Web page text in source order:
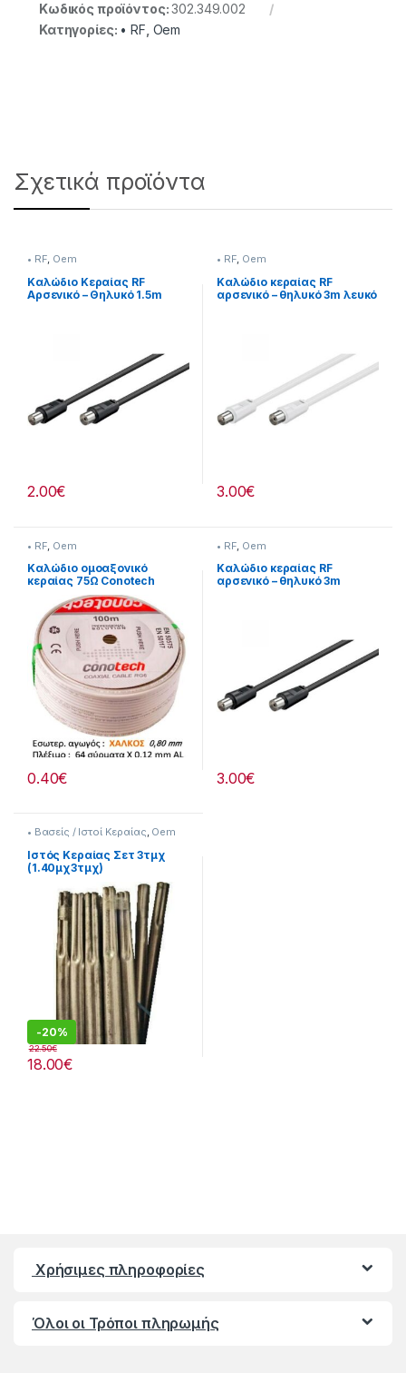
Κωδικός προϊόντος:302.349.002
Κατηγορίες: • RF Oem
Σχετικά προϊόντα
• RF, Oem
Καλώδιο Κεραίας RF
Αρσενικό – Θηλυκό 1.5m
2.00€
• RF, Oem
Καλώδιο κεραίας RF
αρσενικό – θηλυκό 3m λευκό
3.00€
• RF Oem
Καλώδιο ομοαξονικό
κεραίας 75Ω Conotech
NS50TRI (Διατίθεται
ανά:1m)
0.40€
• RF Oem
Καλώδιο κεραίας RF
αρσενικό – θηλυκό 3m
3.00€
• Βασείς / Ιστοί Κεραίας, Oem
Ιστός Κεραίας Σετ 3τμχ
(1.40μχ3τμχ)
-20%
18.00€
22.50€
Χρήσιμες πληροφορίες
Όλοι οι Τρόποι πληρωμής